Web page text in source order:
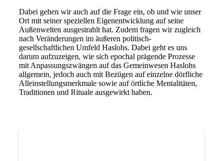
Dabei gehen wir auch auf die Frage ein, ob und wie unser
Ort mit seiner speziellen Eigenentwicklung auf seine
Außenwelten ausgestrahlt hat. Zudem fragen wir zugleich
nach Veränderungen im äußeren politisch-
gesellschaftlichen Umfeld Haslohs. Dabei geht es uns
darum aufzuzeigen, wie sich epochal prägende Prozesse
mit Anpassungszwängen auf das Gemeinwesen Haslohs
allgemein, jedoch auch mit Bezügen auf einzelne dörfliche
Alleinstellungsmerkmale sowie auf örtliche Mentalitäten,
Traditionen und Rituale ausgewirkt haben.